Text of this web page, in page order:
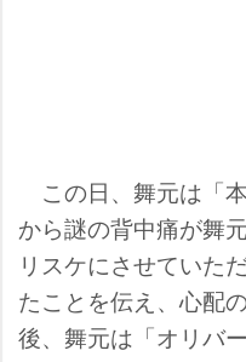
この日、舞元は「
から謎の背中痛が舞
リスケにさせていた
たことを伝え、心配
後、舞元は「オリバ